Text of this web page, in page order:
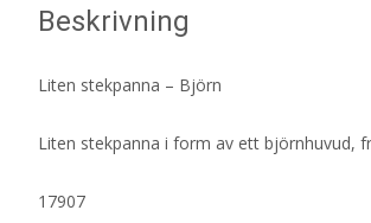
Beskrivning
Liten stekpanna – Björn
Liten stekpanna i form av ett björnhuvud,
17907